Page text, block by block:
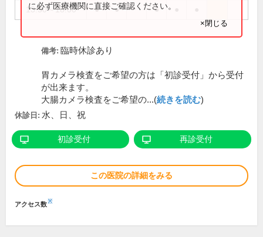
13:30～18:00 ● ● ●
に必ず医療機関に直接ご確認ください。
×閉じる
備考: 臨時休診あり
胃カメラ検査をご希望の方は「初診受付」から受付
が出来ます。
大腸カメラ検査をご希望の...(続きを読む)
休診日: 水、日、祝
初診受付 再診受付
この医院の詳細をみる
アクセス数※